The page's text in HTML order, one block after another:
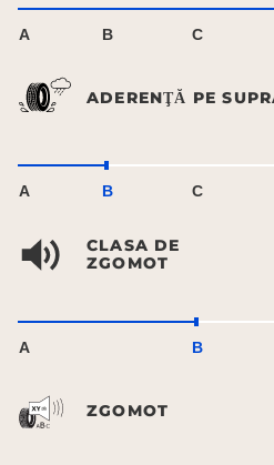
A B C
ADERENŢĂ PE
A B C
CLASA DE
ZGOMOT
A B
ZGOMOT